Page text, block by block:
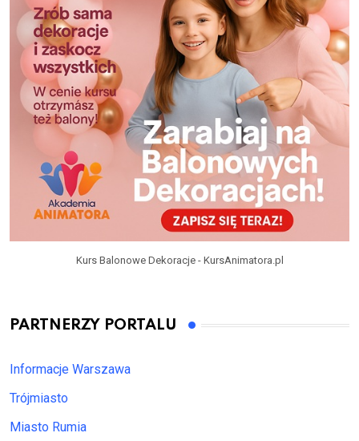
Kurs Balonowe Dekoracje - KursAnimatora.pl
PARTNERZY PORTALU
Informacje Warszawa
Trójmiasto
Miasto Rumia